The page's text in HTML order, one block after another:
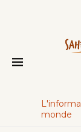
monde